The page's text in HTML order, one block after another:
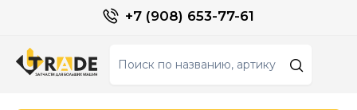
+7 (908) 653-77-61